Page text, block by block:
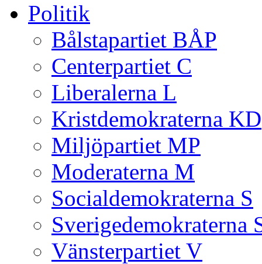
Politik
Bålstapartiet BÅP
Centerpartiet C
Liberalerna L
Kristdemokraterna KD
Miljöpartiet MP
Moderaterna M
Socialdemokraterna S
Sverigedemokraterna
Vänsterpartiet V